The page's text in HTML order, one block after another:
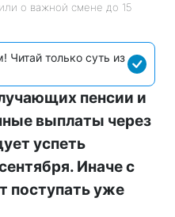
о важной смене до 15
Читай только суть из
пенсии и
выплаты через
успеть
Иначе с
поступать уже